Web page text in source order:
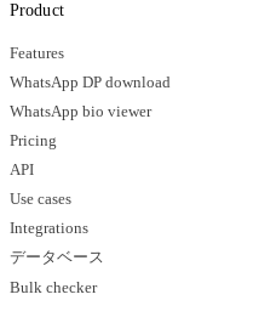
Product
Features
WhatsApp DP download
WhatsApp bio viewer
Pricing
API
Use cases
Integrations
データベース
Bulk checker